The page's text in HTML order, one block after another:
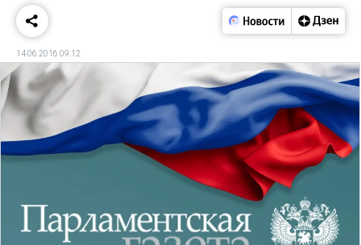
14.06.2016 09:12